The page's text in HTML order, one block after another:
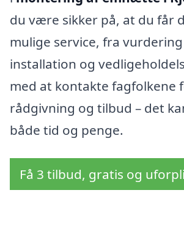
du være sikker på, at du får
mulige service, fra
installation og
med at kontakte fagfolkene
rådgivning og tilbud – det
både tid og penge.
Få 3 tilbud, gratis og